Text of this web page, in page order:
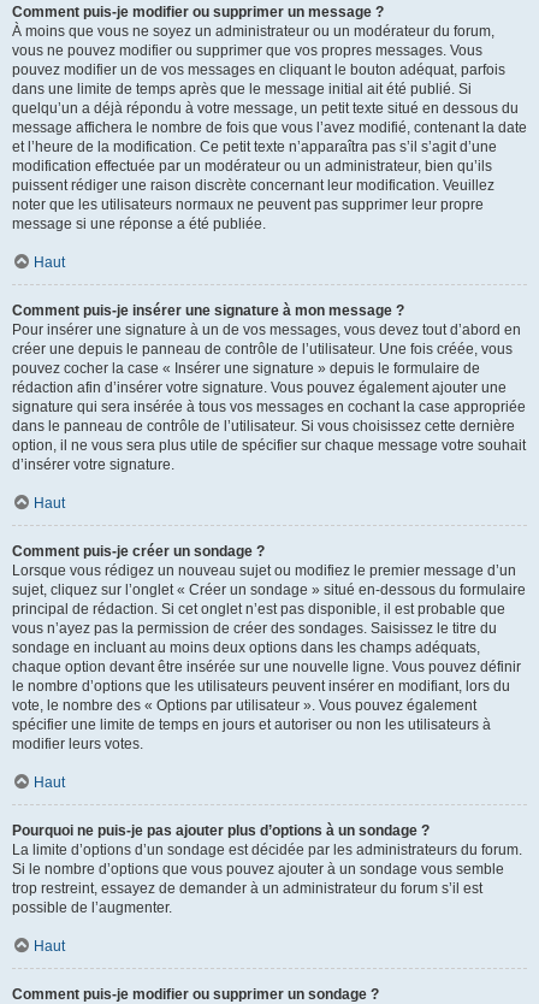
Comment puis-je modifier ou supprimer un message ?
À moins que vous ne soyez un administrateur ou un modérateur du forum,
vous ne pouvez modifier ou supprimer que vos propres messages. Vous
pouvez modifier un de vos messages en cliquant le bouton adéquat, parfois
dans une limite de temps après que le message initial ait été publié. Si
quelqu’un a déjà répondu à votre message, un petit texte situé en dessous du
message affichera le nombre de fois que vous l’avez modifié, contenant la date
et l’heure de la modification. Ce petit texte n’apparaîtra pas s’il s’agit d’une
modification effectuée par un modérateur ou un administrateur, bien qu’ils
puissent rédiger une raison discrète concernant leur modification. Veuillez
noter que les utilisateurs normaux ne peuvent pas supprimer leur propre
message si une réponse a été publiée.
Haut
Comment puis-je insérer une signature à mon message ?
Pour insérer une signature à un de vos messages, vous devez tout d’abord en
créer une depuis le panneau de contrôle de l’utilisateur. Une fois créée, vous
pouvez cocher la case « Insérer une signature » depuis le formulaire de
rédaction afin d’insérer votre signature. Vous pouvez également ajouter une
signature qui sera insérée à tous vos messages en cochant la case appropriée
dans le panneau de contrôle de l’utilisateur. Si vous choisissez cette dernière
option, il ne vous sera plus utile de spécifier sur chaque message votre souhait
d’insérer votre signature.
Haut
Comment puis-je créer un sondage ?
Lorsque vous rédigez un nouveau sujet ou modifiez le premier message d’un
sujet, cliquez sur l’onglet « Créer un sondage » situé en-dessous du formulaire
principal de rédaction. Si cet onglet n’est pas disponible, il est probable que
vous n’ayez pas la permission de créer des sondages. Saisissez le titre du
sondage en incluant au moins deux options dans les champs adéquats,
chaque option devant être insérée sur une nouvelle ligne. Vous pouvez définir
le nombre d’options que les utilisateurs peuvent insérer en modifiant, lors du
vote, le nombre des « Options par utilisateur ». Vous pouvez également
spécifier une limite de temps en jours et autoriser ou non les utilisateurs à
modifier leurs votes.
Haut
Pourquoi ne puis-je pas ajouter plus d’options à un sondage ?
La limite d’options d’un sondage est décidée par les administrateurs du forum.
Si le nombre d’options que vous pouvez ajouter à un sondage vous semble
trop restreint, essayez de demander à un administrateur du forum s’il est
possible de l’augmenter.
Haut
Comment puis-je modifier ou supprimer un sondage ?